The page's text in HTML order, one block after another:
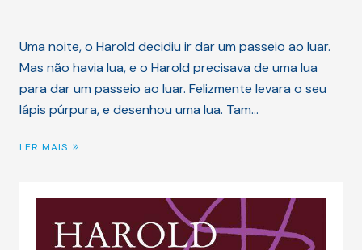
Uma noite, o Harold decidiu ir dar um passeio ao luar.
Mas não havia lua, e o Harold precisava de uma lua
para dar um passeio ao luar. Felizmente levara o seu
lápis púrpura, e desenhou uma lua. Tam…
LER MAIS